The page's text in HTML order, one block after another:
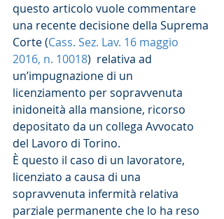
questo articolo vuole commentare
una recente decisione della Suprema
Corte (Cass. Sez. Lav. 16 maggio
2016, n. 10018)  relativa ad
un’impugnazione di un
licenziamento per sopravvenuta
inidoneità alla mansione, ricorso
depositato da un collega Avvocato
del Lavoro di Torino.
È questo il caso di un lavoratore,
licenziato a causa di una
sopravvenuta infermità relativa
parziale permanente che lo ha reso